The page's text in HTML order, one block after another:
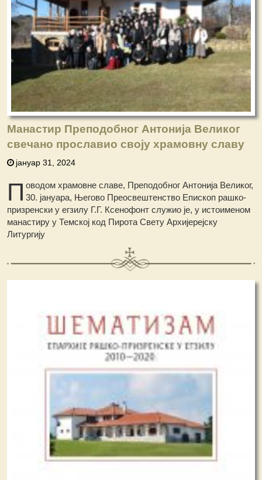
Манастир Преподобног Антонија Великог
свечано прославио своју храмовну славу
јануар 31, 2024
П оводом храмовне славе, Преподобног Антонија Великог,
30. јануара, Његово Преосвештенство Епископ рашко-
призренски у егзилу Г.Г. Ксенофонт служио је, у истоименом
манастиру у Темској код Пирота Свету Архијерејску
Литургију